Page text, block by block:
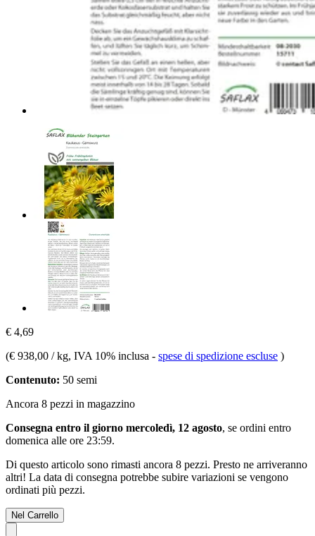
€ 4,69
(€ 938,00 / kg, IVA 10% inclusa - spese di spedizione escluse )
Contenuto: 50 semi
Ancora 8 pezzi in magazzino
Consegna entro il giorno mercoledì, 12 agosto, se ordini entro
domenica alle ore 23:59.
Di questo articolo sono rimasti ancora 8 pezzi. Presto ne arriveranno
altri! La data di consegna potrebbe subire variazioni se vengono
ordinati più pezzi.
Nel Carrello